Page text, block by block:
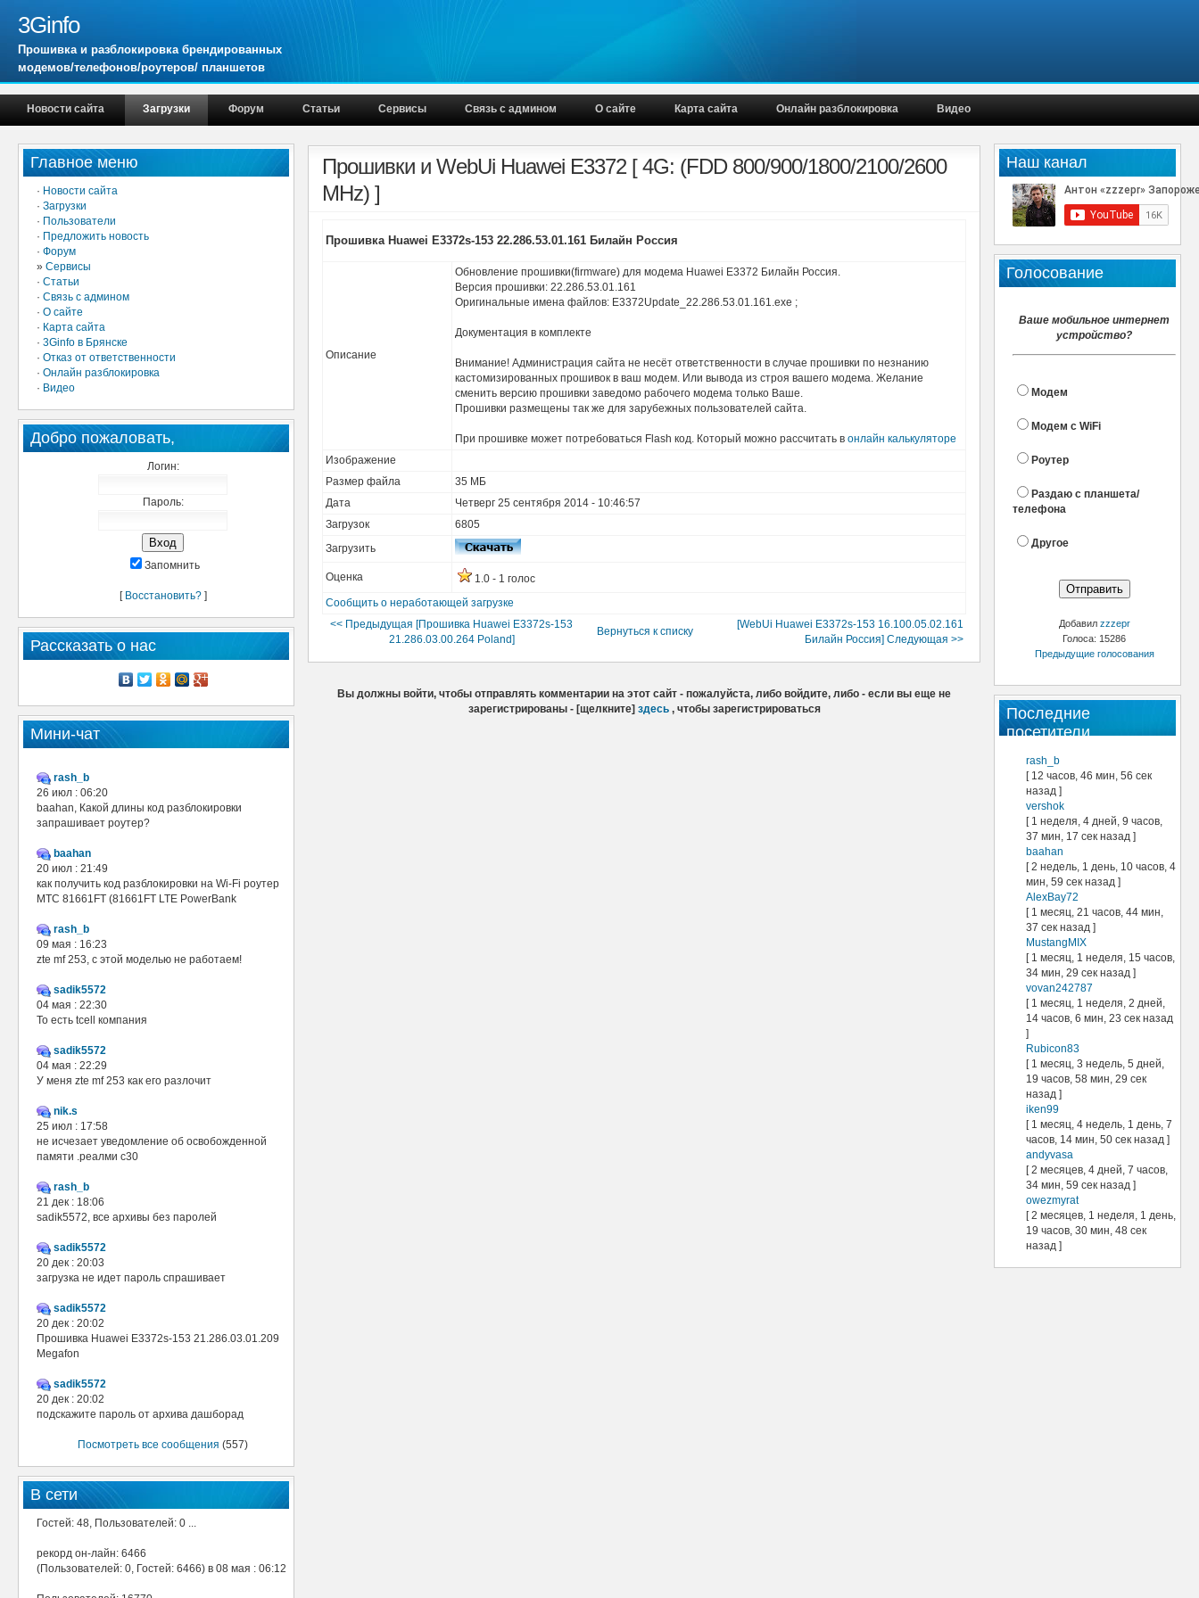
3Ginfo
Прошивка и разблокировка брендированных
модемов/телефонов/роутеров/ планшетов
Новости сайта Загрузки Форум Статьи Сервисы Связь с админом О сайте Карта сайта Онлайн разблокировка Видео
Наш канал
Голосование
Ваше мобильное интернет
устройство?
Модем
Модем с WiFi
Роутер
Раздаю с планшета/
телефона
Другое
Добавил zzzepr
Голоса: 15286
Предыдущие голосования
Последние
посетители
rash_b
[ 12 часов, 46 мин, 56 сек
назад ]
vershok
[ 1 неделя, 4 дней, 9 часов,
37 мин, 17 сек назад ]
baahan
[ 2 недель, 1 день, 10 часов, 4
мин, 59 сек назад ]
AlexBay72
[ 1 месяц, 21 часов, 44 мин,
37 сек назад ]
MustangMIX
[ 1 месяц, 1 неделя, 15 часов,
34 мин, 29 сек назад ]
vovan242787
[ 1 месяц, 1 неделя, 2 дней,
14 часов, 6 мин, 23 сек назад
]
Rubicon83
[ 1 месяц, 3 недель, 5 дней,
19 часов, 58 мин, 29 сек
назад ]
iken99
[ 1 месяц, 4 недель, 1 день, 7
часов, 14 мин, 50 сек назад ]
andyvasa
[ 2 месяцев, 4 дней, 7 часов,
34 мин, 59 сек назад ]
owezmyrat
[ 2 месяцев, 1 неделя, 1 день,
19 часов, 30 мин, 48 сек
назад ]
Главное меню
· Новости сайта
· Загрузки
· Пользователи
· Предложить новость
· Форум
» Сервисы
· Статьи
· Связь с админом
· О сайте
· Карта сайта
· 3Ginfo в Брянске
· Отказ от ответственности
· Онлайн разблокировка
· Видео
Добро пожаловать,
Логин:
Пароль:
Запомнить
[ Восстановить?]
Рассказать о нас
Мини-чат
rash_b
26 июл : 06:20
baahan, Какой длины код разблокировки
запрашивает роутер?
baahan
20 июл : 21:49
как получить код разблокировки на Wi-Fi роутер
МТС 81661FT (81661FT LTE PowerBank
rash_b
09 мая : 16:23
zte mf 253, с этой моделью не работаем!
sadik5572
04 мая : 22:30
То есть tcell компания
sadik5572
04 мая : 22:29
У меня zte mf 253 как его разлочит
nik.s
25 июл : 17:58
не исчезает уведомление об освобожденной
памяти .реалми с30
rash_b
21 дек : 18:06
sadik5572, все архивы без паролей
sadik5572
20 дек : 20:03
загрузка не идет пароль спрашивает
sadik5572
20 дек : 20:02
Прошивка Huawei E3372s-153 21.286.03.01.209
Megafon
sadik5572
20 дек : 20:02
подскажите пароль от архива дашборад
Посмотреть все сообщения (557)
В сети
Гостей: 48, Пользователей: 0 ...
рекорд он-лайн: 6466
(Пользователей: 0, Гостей: 6466) в 08 мая : 06:12
Прошивки и WebUi Huawei E3372 [ 4G: (FDD 800/900/1800/2100/2600
MHz) ]
Прошивка Huawei E3372s-153 22.286.53.01.161 Билайн Россия
Описание
Обновление прошивки(firmware) для модема Huawei E3372 Билайн Россия.
Версия прошивки: 22.286.53.01.161
Оригинальные имена файлов: E3372Update_22.286.53.01.161.exe ;
Документация в комплекте
Внимание! Администрация сайта не несёт ответственности в случае прошивки по незнанию
кастомизированных прошивок в ваш модем. Или вывода из строя вашего модема. Желание
сменить версию прошивки заведомо рабочего модема только Ваше.
Прошивки размещены так же для зарубежных пользователей сайта.
При прошивке может потребоваться Flash код. Который можно расcчитать в онлайн калькуляторе
Изображение
Размер файла
35 МБ
Дата
Четверг 25 сентября 2014 - 10:46:57
Загрузок
6805
Загрузить
Оценка
1.0 - 1 голос
Сообщить о неработающей загрузке
<< Предыдущая [Прошивка Huawei E3372s-153
21.286.03.00.264 Poland]
Вернуться к списку
[WebUi Huawei E3372s-153 16.100.05.02.161
Билайн Россия] Следующая >>
Вы должны войти, чтобы отправлять комментарии на этот сайт - пожалуйста, либо войдите, либо - если вы еще не
зарегистрированы - [щелкните] здесь, чтобы зарегистрироваться